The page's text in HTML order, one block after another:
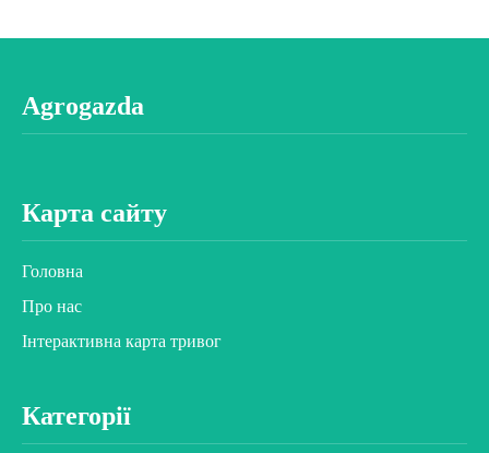
Agrogazda
Карта сайту
Головна
Про нас
Інтерактивна карта тривог
Категорії